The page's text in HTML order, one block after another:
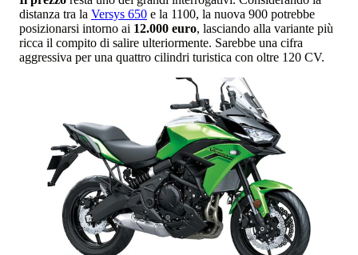
distanza tra la Versys 650 e la 1100, la nuova 900 potrebbe
posizionarsi intorno ai 12.000 euro, lasciando alla variante più
ricca il compito di salire ulteriormente. Sarebbe una cifra
aggressiva per una quattro cilindri turistica con oltre 120 CV.